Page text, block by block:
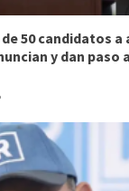
50 candidatos a
y dan paso